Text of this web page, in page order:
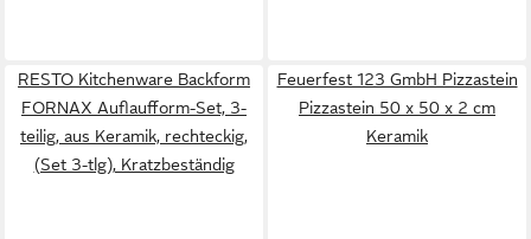
RESTO Kitchenware Backform
FORNAX Auflaufform-Set, 3-
teilig, aus Keramik, rechteckig,
(Set 3-tlg), Kratzbeständig
Feuerfest 123 GmbH Pizzastein
Pizzastein 50 x 50 x 2 cm
Keramik